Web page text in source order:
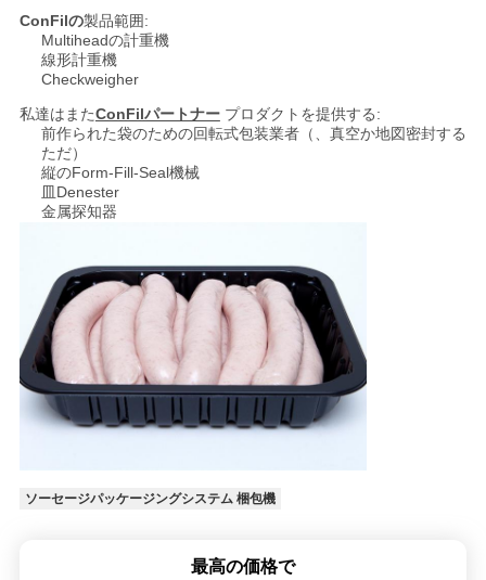
図
PRIVACY
POLICY
ConFilの製品範囲:
Multiheadの計重機
線形計重機
Checkweigher
私達はまたConFilパートナープロダクトを提供する:
前作られた袋のための回転式包装業者（、真空か地図密封する
ただ）
縦のForm-Fill-Seal機械
皿Denester
金属探知器
ソーセージパッケージングシステム 梱包機
最高の価格で